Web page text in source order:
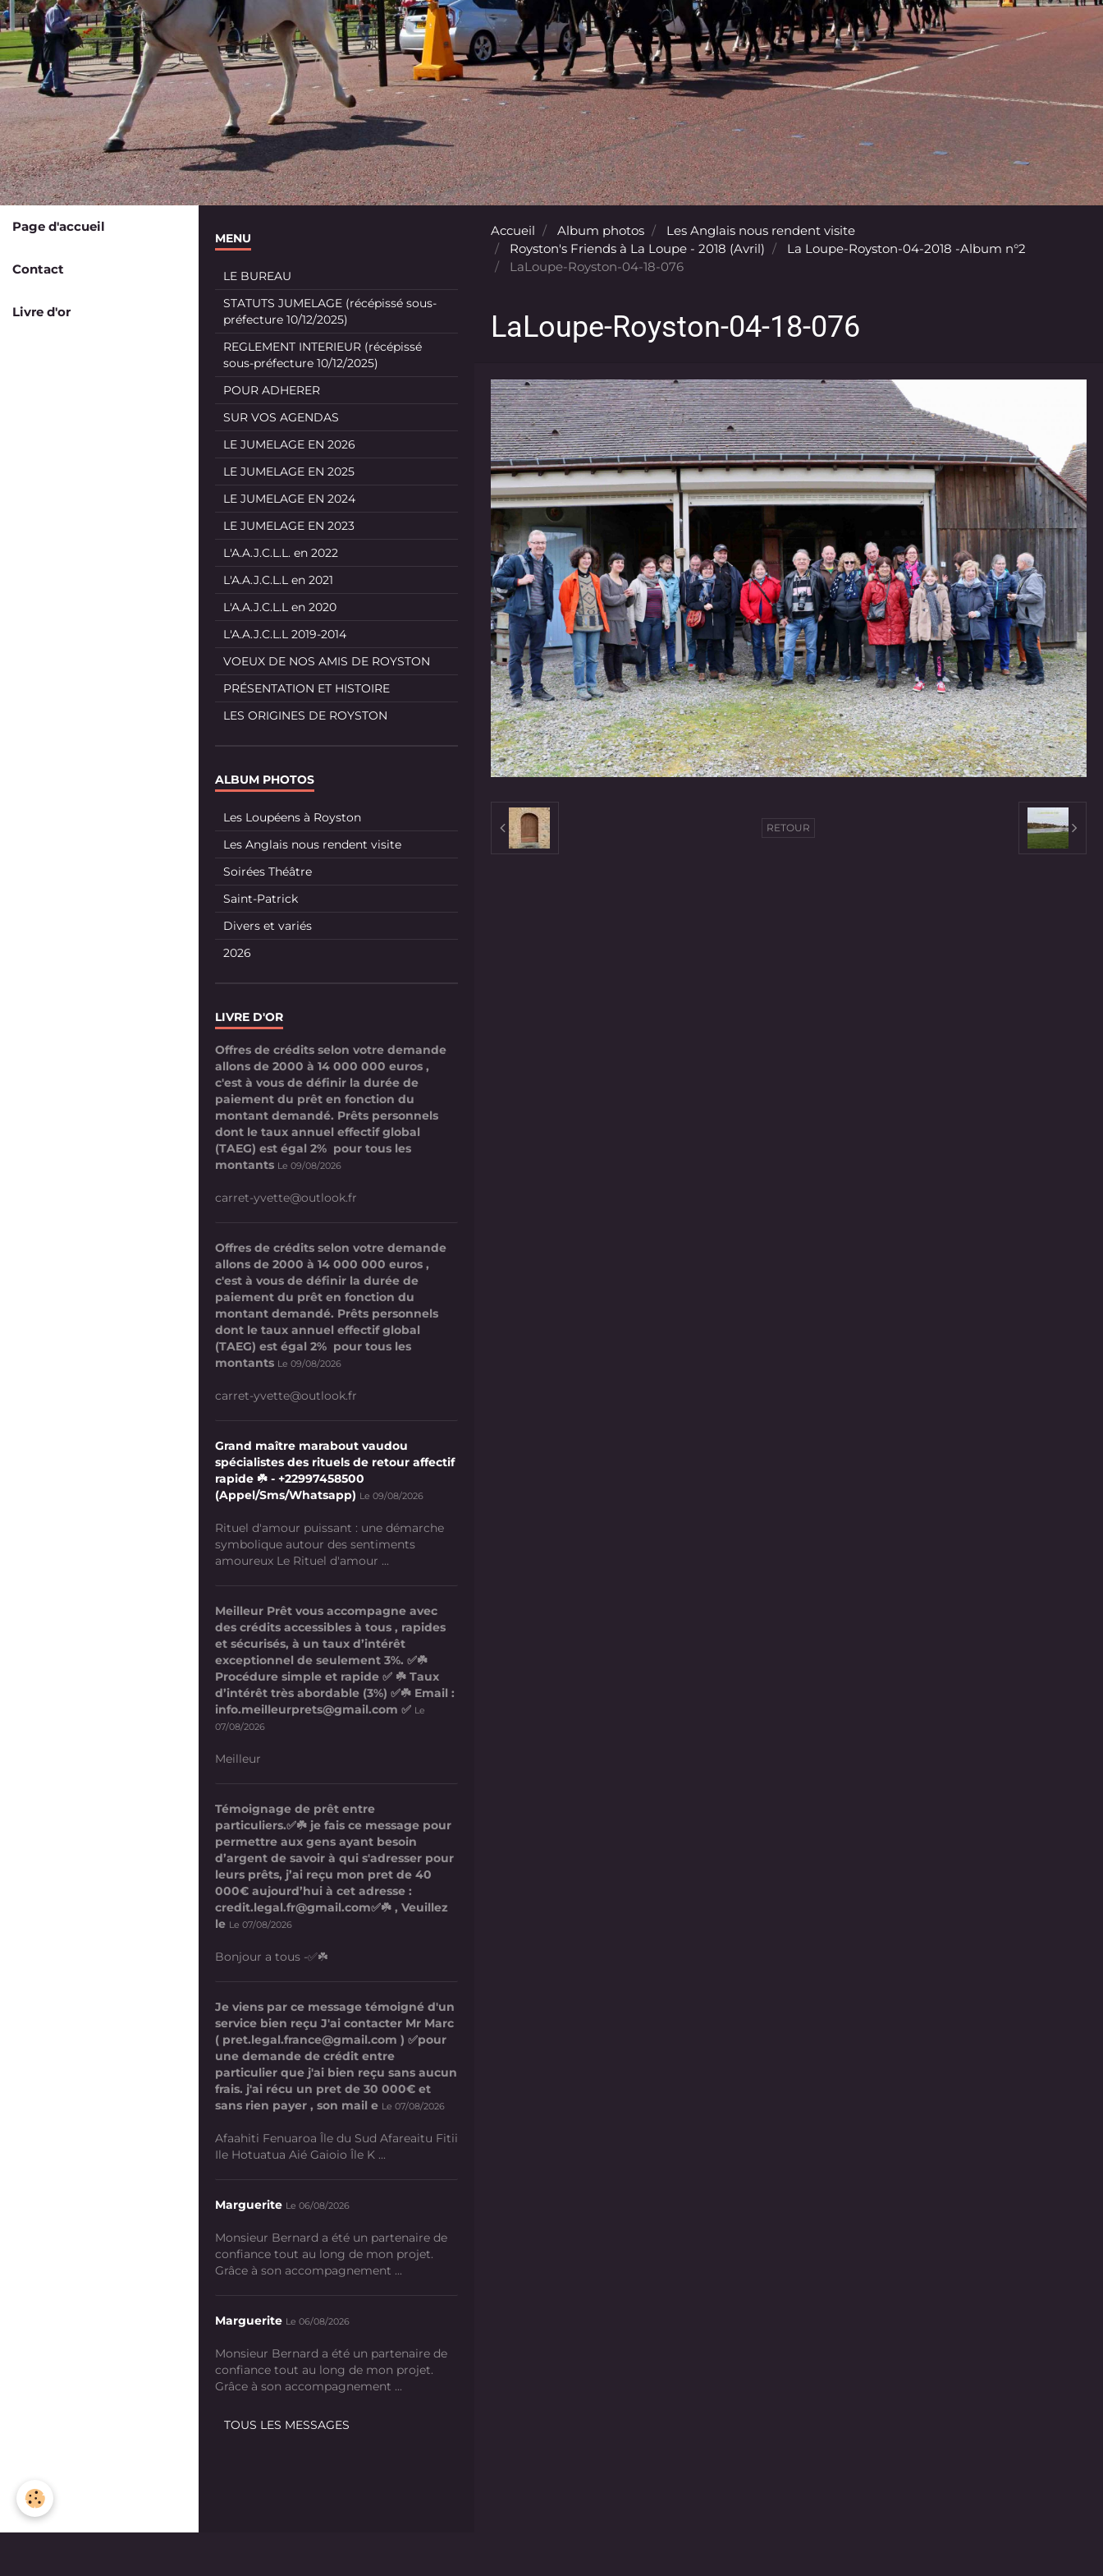
Page d'accueil
Contact
Livre d'or
Accueil Album photos
Les Anglais nous rendent visite
Royston's Friends à La Loupe - 2018 (Avril)
La Loupe-Royston-04-2018 -Album n°2
LaLoupe-Royston-04-18-076
LaLoupe-Royston-04-18-076
RETOUR
MENU
LE BUREAU
STATUTS JUMELAGE (récépissé sous-
préfecture 10/12/2025)
REGLEMENT INTERIEUR (récépissé
sous-préfecture 10/12/2025)
POUR ADHERER
SUR VOS AGENDAS
LE JUMELAGE EN 2026
LE JUMELAGE EN 2025
LE JUMELAGE EN 2024
LE JUMELAGE EN 2023
L'A.A.J.C.L.L. en 2022
L'A.A.J.C.L.L en 2021
L'A.A.J.C.L.L en 2020
L'A.A.J.C.L.L 2019-2014
VOEUX DE NOS AMIS DE ROYSTON
PRÉSENTATION ET HISTOIRE
LES ORIGINES DE ROYSTON
ALBUM PHOTOS
Les Loupéens à Royston
Les Anglais nous rendent visite
Soirées Théâtre
Saint-Patrick
Divers et variés
2026
LIVRE D'OR
Offres de crédits selon votre demande
allons de 2000 à 14 000 000 euros ,
c'est à vous de définir la durée de
paiement du prêt en fonction du
montant demandé. Prêts personnels
dont le taux annuel effectif global
(TAEG) est égal 2% pour tous les
montants Le 09/08/2026
carret-yvette@outlook.fr
Offres de crédits selon votre demande
allons de 2000 à 14 000 000 euros ,
c'est à vous de définir la durée de
paiement du prêt en fonction du
montant demandé. Prêts personnels
dont le taux annuel effectif global
(TAEG) est égal 2% pour tous les
montants Le 09/08/2026
carret-yvette@outlook.fr
Grand maître marabout vaudou
spécialistes des rituels de retour affectif
rapide ☘️ - +22997458500
(Appel/Sms/Whatsapp) Le 09/08/2026
Rituel d'amour puissant : une démarche
symbolique autour des sentiments
amoureux Le Rituel d'amour ...
Meilleur Prêt vous accompagne avec
des crédits accessibles à tous , rapides
et sécurisés, à un taux d’intérêt
exceptionnel de seulement 3%. ✅☘️
Procédure simple et rapide ✅ ☘️ Taux
d’intérêt très abordable (3%) ✅☘️ Email :
info.meilleurprets@gmail.com ✅ Le
07/08/2026
Meilleur
Témoignage de prêt entre
particuliers.✅☘️ je fais ce message pour
permettre aux gens ayant besoin
d’argent de savoir à qui s'adresser pour
leurs prêts, j’ai reçu mon pret de 40
000€ aujourd’hui à cet adresse :
credit.legal.fr@gmail.com✅☘️ , Veuillez
le Le 07/08/2026
Bonjour a tous -✅☘️
Je viens par ce message témoigné d'un
service bien reçu J'ai contacter Mr Marc
( pret.legal.france@gmail.com ) ✅pour
une demande de crédit entre
particulier que j'ai bien reçu sans aucun
frais. j'ai récu un pret de 30 000€ et
sans rien payer , son mail e Le 07/08/2026
Afaahiti Fenuaroa Île du Sud Afareaitu Fitii
Ile Hotuatua Aié Gaioio Île K ...
Marguerite Le 06/08/2026
Monsieur Bernard a été un partenaire de
confiance tout au long de mon projet.
Grâce à son accompagnement ...
Marguerite Le 06/08/2026
Monsieur Bernard a été un partenaire de
confiance tout au long de mon projet.
Grâce à son accompagnement ...
TOUS LES MESSAGES